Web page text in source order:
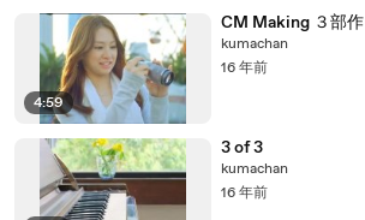
4:59
CM Making ３部作
kumachan
16 年前
3 of 3
kumachan
16 年前